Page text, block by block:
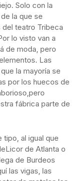
Solo con la
la que se
del teatro Tribeca
lo visto van a
de moda, pero
Las
la mayoría se
por los huecos de
fábrica parte de
al igual que
de Atlanta o
de Burdeos
las vigas, las